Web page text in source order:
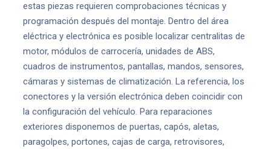
estas piezas requieren comprobaciones técnicas y
programación después del montaje. Dentro del área
eléctrica y electrónica es posible localizar centralitas de
motor, módulos de carrocería, unidades de ABS,
cuadros de instrumentos, pantallas, mandos, sensores,
cámaras y sistemas de climatización. La referencia, los
conectores y la versión electrónica deben coincidir con
la configuración del vehículo. Para reparaciones
exteriores disponemos de puertas, capós, aletas,
paragolpes, portones, cajas de carga, retrovisores,